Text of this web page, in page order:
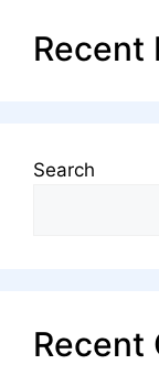
Recent
Search
Recent